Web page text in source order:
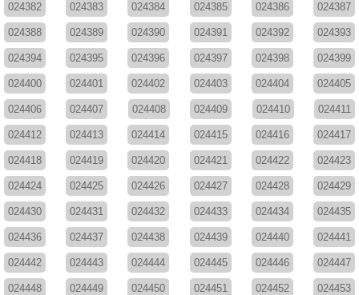
024382 024383 024384 024385 024386 024387
024388 024389 024390 024391 024392 024393
024394 024395 024396 024397 024398 024399
024400 024401 024402 024403 024404 024405
024406 024407 024408 024409 024410 024411
024412 024413 024414 024415 024416 024417
024418 024419 024420 024421 024422 024423
024424 024425 024426 024427 024428 024429
024430 024431 024432 024433 024434 024435
024436 024437 024438 024439 024440 024441
024442 024443 024444 024445 024446 024447
024448 024449 024450 024451 024452 024453